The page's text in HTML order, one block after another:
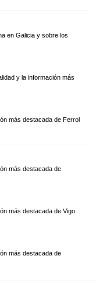
en Galicia y sobre los
y la información más
más destacada de Ferrol
más destacada de
más destacada de Vigo
más destacada de